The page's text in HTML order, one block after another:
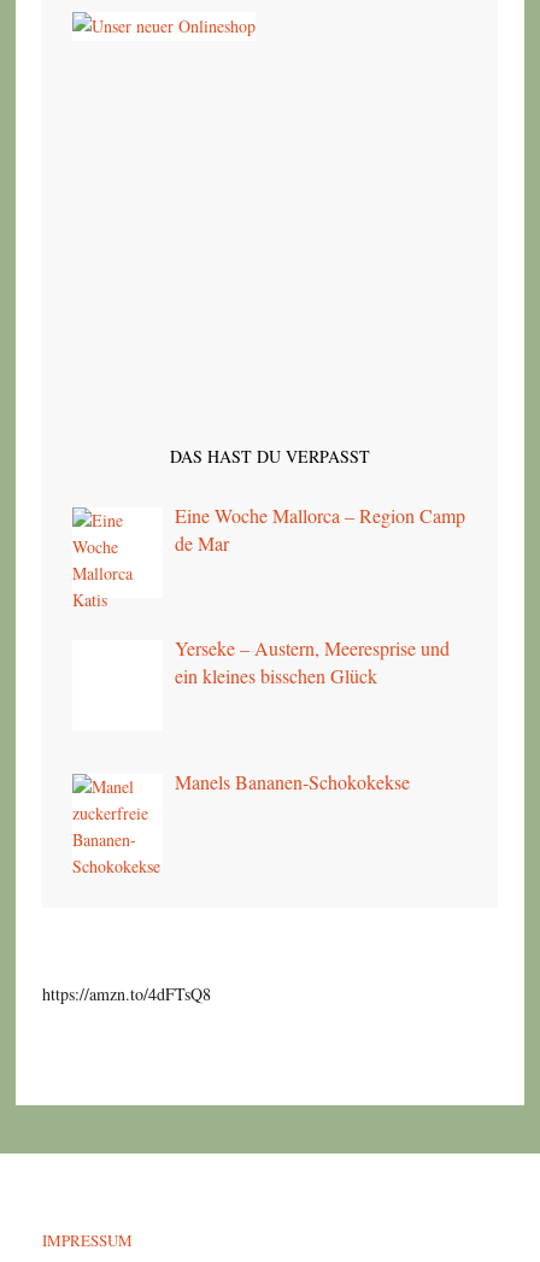
DAS HAST DU VERPASST
Eine Woche Mallorca – Region Camp
de Mar
Yerseke – Austern, Meeresprise und
ein kleines bisschen Glück
Manels Bananen-Schokokekse
https://amzn.to/4dFTsQ8
IMPRESSUM